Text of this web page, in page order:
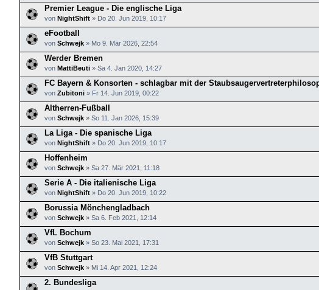
Premier League - Die englische Liga
von NightShift » Do 20. Jun 2019, 10:17
eFootball
von Schwejk » Mo 9. Mär 2026, 22:54
Werder Bremen
von MattiBeuti » Sa 4. Jan 2020, 14:27
FC Bayern & Konsorten - schlagbar mit der
von Zubitoni » Fr 14. Jun 2019, 00:22
Altherren-Fußball
von Schwejk » So 11. Jan 2026, 15:39
La Liga - Die spanische Liga
von NightShift » Do 20. Jun 2019, 10:17
Hoffenheim
von Schwejk » Sa 27. Mär 2021, 11:18
Serie A - Die italienische Liga
von NightShift » Do 20. Jun 2019, 10:22
Borussia Mönchengladbach
von Schwejk » Sa 6. Feb 2021, 12:14
VfL Bochum
von Schwejk » So 23. Mai 2021, 17:31
VfB Stuttgart
von Schwejk » Mi 14. Apr 2021, 12:24
2. Bundesliga